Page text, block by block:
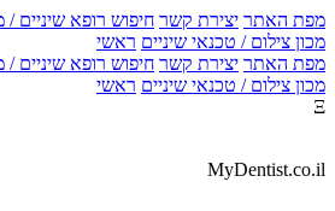
מפת האתר יצירת קשר חיפוש רופא שיניים
מכון צילום / טכנאי שיניים ראשי
מפת האתר יצירת קשר חיפוש רופא שיניים
מכון צילום / טכנאי שיניים ראשי
Ξ
MyDentist.co.il